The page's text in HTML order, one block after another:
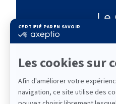
Le